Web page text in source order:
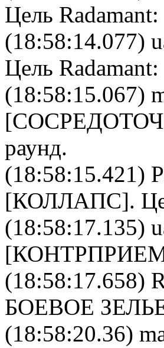
Цель Radamant
(18:58:14.077)
Цель Radamant
(18:58:15.067)
[
раунд.
(18:58:15.421)
[КОЛЛАПС].
(18:58:17.135)
[
(18:58:17.658)
БОЕВОЕ
(18:58:20.36)